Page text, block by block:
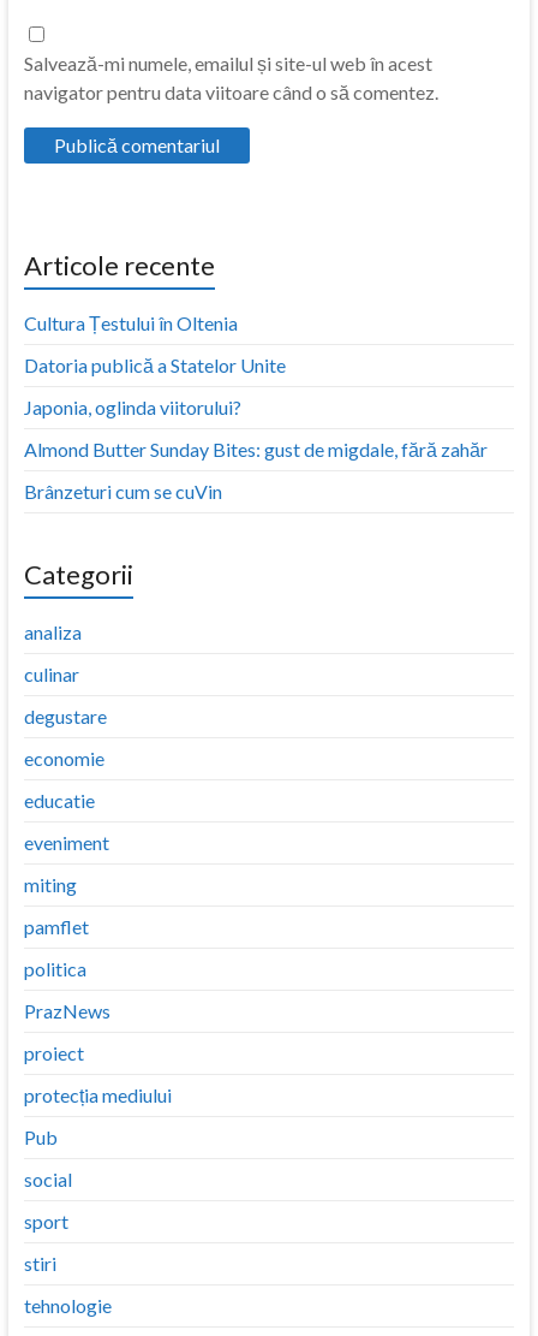
Salvează-mi numele, emailul și site-ul web în acest
navigator pentru data viitoare când o să comentez.
Articole recente
Cultura Țestului în Oltenia
Datoria publică a Statelor Unite
Japonia, oglinda viitorului?
Almond Butter Sunday Bites: gust de migdale, fără zahăr
Brânzeturi cum se cuVin
Categorii
analiza
culinar
degustare
economie
educatie
eveniment
miting
pamflet
politica
PrazNews
proiect
protecția mediului
Pub
social
sport
stiri
tehnologie